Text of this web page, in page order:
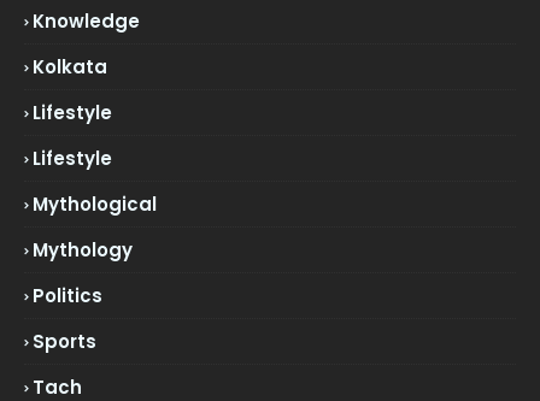
Knowledge
Kolkata
Lifestyle
Lifestyle
Mythological
Mythology
Politics
Sports
Tach